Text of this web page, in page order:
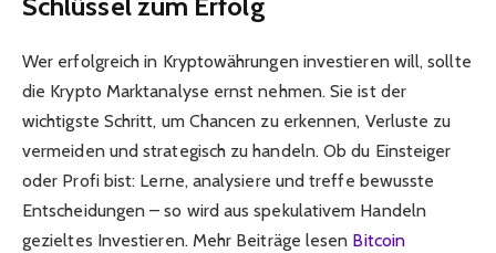
Wer erfolgreich in Kryptowährungen investieren will, sollte
die Krypto Marktanalyse ernst nehmen. Sie ist der
wichtigste Schritt, um Chancen zu erkennen, Verluste zu
vermeiden und strategisch zu handeln. Ob du Einsteiger
oder Profi bist: Lerne, analysiere und treffe bewusste
Entscheidungen – so wird aus spekulativem Handeln
gezieltes Investieren. Mehr Beiträge lesen Bitcoin